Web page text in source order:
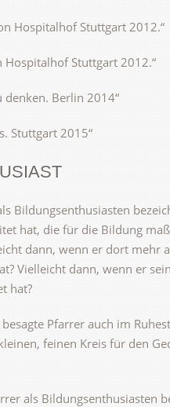
Hospitalhof Stuttgart 2012.“
Hospitalhof Stuttgart 2012.“
denken. Berlin 2014“
Stuttgart 2015“
Bildungsenthusiasten
hat, die für die Bildung
dann, wenn er dort mehr
Vielleicht dann, wenn er
hat?
Pfarrer auch im
feinen Kreis für den
als Bildungsenthusiasten